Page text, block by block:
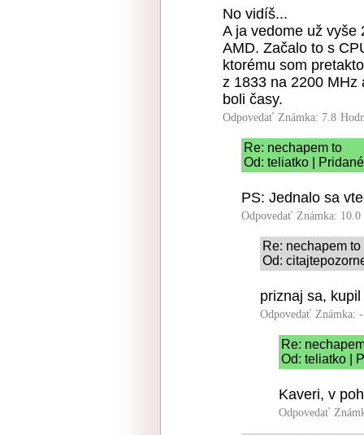
No vidíš...
A ja vedome už vyše
AMD. Začalo to s
ktorému som
z 1833 na 2200 MHz
boli časy.
Odpovedať Známka: 7.8
Re: nechapem to
Od: teliatko |
PS: Jednalo sa
Odpovedať Známka: 10.0
Re: nechapem to
Od:
priznaj sa,
Odpovedať Známka:
Re:
Od: teliatko |
Kaveri, v
Odpovedať